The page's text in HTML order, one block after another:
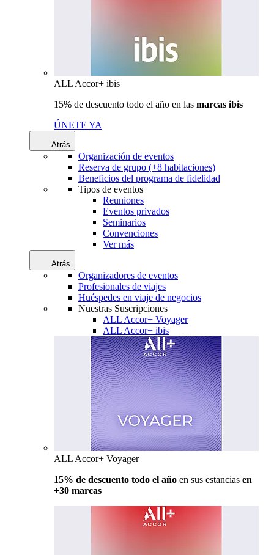
ALL Accor+ ibis
15% de descuento todo el año en las marcas ibis
ÚNETE YA
Atrás
Organización de eventos
Reserva de grupo (+8 habitaciones)
Beneficios del programa de fidelidad
Tipos de eventos
Reuniones
Eventos privados
Seminarios
Convenciones
Ver más
Atrás
Organizadores de eventos
Profesionales de viajes
Huéspedes en viaje de negocios
Nuestras Suscripciones
ALL Accor+ Voyager
ALL Accor+ ibis
ALL Accor+ Voyager
15% de descuento todo el año en sus estancias en
+30 marcas